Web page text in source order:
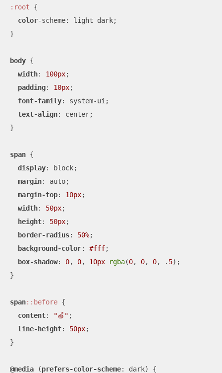
:root {
color-scheme: light dark;
}
body {
width: 100px;
padding: 10px;
font-family: system-ui;
text-align: center;
}
span {
display: block;
margin: auto;
margin-top: 10px;
width: 50px;
height: 50px;
border-radius: 50%;
background-color: #fff;
box-shadow: 0, 0, 10px rgba(0, 0, 0, . 5);
}
span::before {
content: "🍏" ;
line-height: 50px;
}
@media (prefers-color-scheme: dark) {